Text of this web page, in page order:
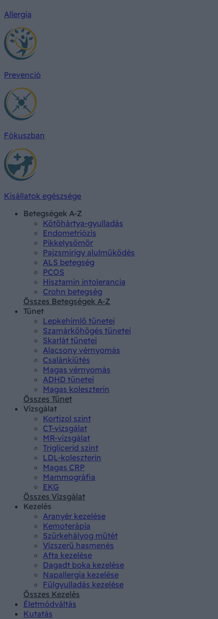
Allergia
Prevenció
Fókuszban
Kisállatok egészsége
Betegségek A-Z
Kötőhártya-gyulladás
Endometriózis
Pikkelysömör
Pajzsmirigy alulműködés
ALS betegség
PCOS
Hisztamin intolerancia
Crohn betegség
Összes Betegségek A-Z
Tünet
Lepkehimlő tünetei
Szamárköhögés tünetei
Skarlát tünetei
Alacsony vérnyomás
Csalánkiütés
Magas vérnyomás
ADHD tünetei
Magas koleszterin
Összes Tünet
Vizsgálat
Kortizol szint
CT-vizsgálat
MR-vizsgálat
Triglicerid szint
LDL-koleszterin
Magas CRP
Mammográfia
EKG
Összes Vizsgálat
Kezelés
Aranyér kezelése
Kemoterápia
Szürkehályog műtét
Vízszerű hasmenés
Afta kezelése
Dagadt boka kezelése
Napallergia kezelése
Fülgyulladás kezelése
Összes Kezelés
Életmódváltás
Kutatás